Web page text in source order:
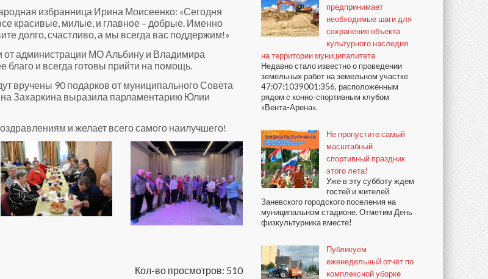
избранница Ирина Моисеенко: «Сегодня
красивые, милые, и главное – добрые. Именно
долго, счастливо, а мы всегда вас поддержим!»
от администрации МО Альбину и Владимира
и всегда готовы прийти на помощь.
вручены 90 подарков от муниципального Совета
Захаркина выразила парламентарию Юлии
и желает всего самого наилучшего!
Кол-во просмотров: 510
предпринимает
необходимые шаги для
сохранения объекта
культурного наследия
на территории муниципалитета
Недавно стало известно о проведении
земельных работ на земельном участке
47:07:1039001:356, расположенным
рядом с конно-спортивным клубом
«Вента-Арена».
Не пропустите самый
масштабный
спортивный праздник
этого лета!
Уже в эту субботу ждем
гостей и жителей
Заневского городского поселения на
муниципальном стадионе. Отметим День
физкультурника вместе!
Публикуем
еженедельный отчёт по
комплексной уборке